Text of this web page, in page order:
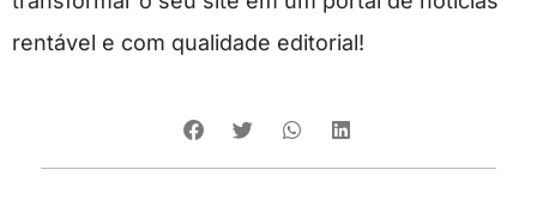
rentável e com qualidade editorial!